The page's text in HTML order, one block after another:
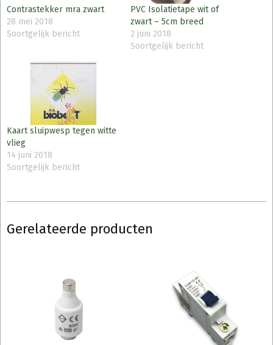
Contrastekker mra zwart
28 mei 2018
Soortgelijk bericht
PVC Isolatietape wit of
zwart – 5cm breed
2 juni 2018
Soortgelijk bericht
Kaart sluipwesp tegen witte
vlieg
14 juni 2018
Soortgelijk bericht
Gerelateerde producten